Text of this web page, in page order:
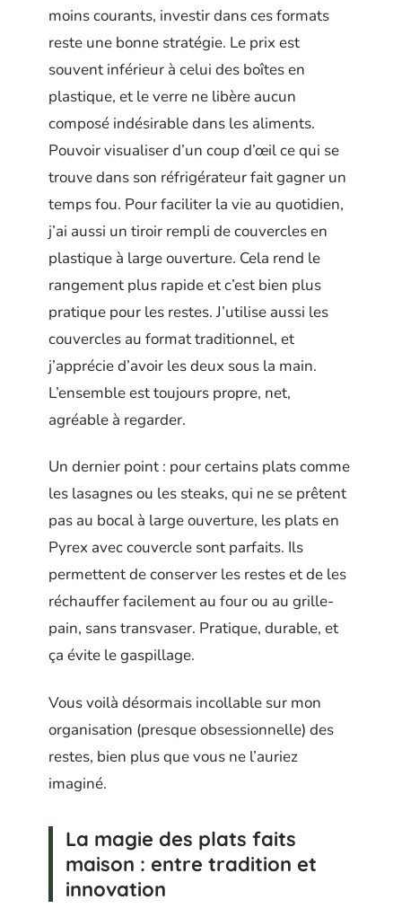
moins courants, investir dans ces formats
reste une bonne stratégie. Le prix est
souvent inférieur à celui des boîtes en
plastique, et le verre ne libère aucun
composé indésirable dans les aliments.
Pouvoir visualiser d’un coup d’œil ce qui se
trouve dans son réfrigérateur fait gagner un
temps fou. Pour faciliter la vie au quotidien,
j’ai aussi un tiroir rempli de couvercles en
plastique à large ouverture. Cela rend le
rangement plus rapide et c’est bien plus
pratique pour les restes. J’utilise aussi les
couvercles au format traditionnel, et
j’apprécie d’avoir les deux sous la main.
L’ensemble est toujours propre, net,
agréable à regarder.
Un dernier point : pour certains plats comme
les lasagnes ou les steaks, qui ne se prêtent
pas au bocal à large ouverture, les plats en
Pyrex avec couvercle sont parfaits. Ils
permettent de conserver les restes et de les
réchauffer facilement au four ou au grille-
pain, sans transvaser. Pratique, durable, et
ça évite le gaspillage.
Vous voilà désormais incollable sur mon
organisation (presque obsessionnelle) des
restes, bien plus que vous ne l’auriez
imaginé.
La magie des plats faits
maison : entre tradition et
innovation